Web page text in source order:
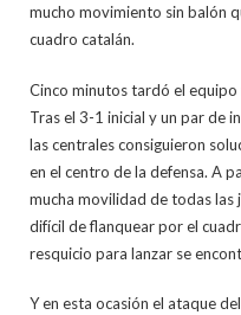
mucho movimiento sin balón
cuadro catalán.
Cinco minutos tardó el
Tras el 3-1 inicial y un par de
las centrales consiguieron
en el centro de la defensa. A
mucha movilidad de todas las
difícil de flanquear por el
resquicio para lanzar se
Y en esta ocasión el ataque